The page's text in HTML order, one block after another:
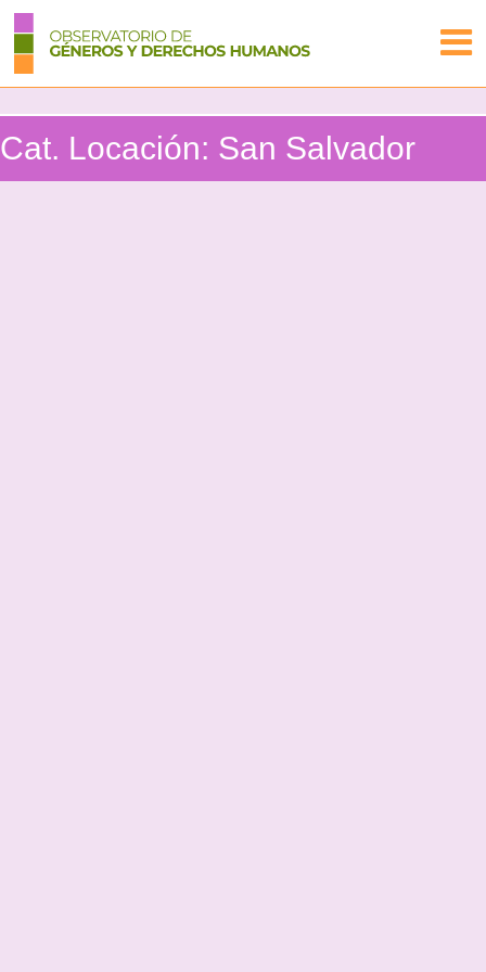
Cat. Locación: San Salvador